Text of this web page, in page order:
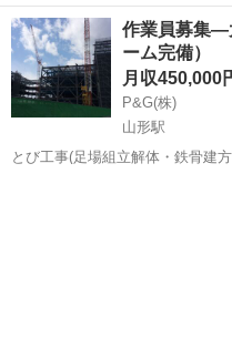
の不安、転職を繰り返す日々、
理で根本から解決しませんか？ 💼 施工管理ってどんな仕事？ 現場の
「司令塔」...
山形 山形市 土木 未
作業員募集―
ーム完備）
月収450,000
P&G(株)
山形駅
とび工事(足場組立解体・鉄骨建方) 多忙につき山形県からの人員を